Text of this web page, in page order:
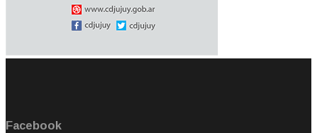
Facebook